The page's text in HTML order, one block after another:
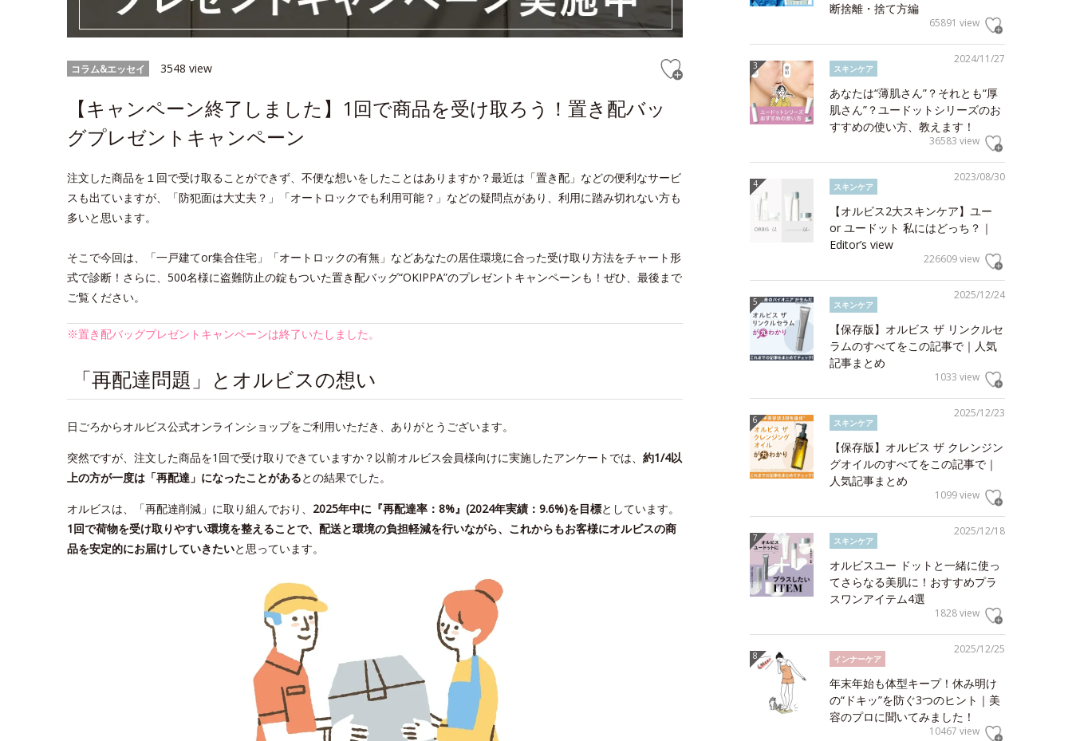
コラム&エッセイ 3548 view
【キャンペーン終了しました】1回で商品を受け取ろう！置き配バッ
グプレゼントキャンペーン
注文した商品を１回で受け取ることができず、不便な想いをしたことはありますか？最近は「置き配」などの便利なサービ
スも出ていますが、「防犯面は大丈夫？」「オートロックでも利用可能？」などの疑問点があり、利用に踏み切れない方も
多いと思います。
そこで今回は、「一戸建てor集合住宅」「オートロックの有無」などあなたの居住環境に合った受け取り方法をチャート形
式で診断！さらに、500名様に盗難防止の錠もついた置き配バッグ“OKIPPA”のプレゼントキャンペーンも！ぜひ、最後まで
ご覧ください。
※置き配バッグプレゼントキャンペーンは終了いたしました。
「再配達問題」とオルビスの想い
日ごろからオルビス公式オンラインショップをご利用いただき、ありがとうございます。
突然ですが、注文した商品を1回で受け取りできていますか？以前オルビス会員様向けに実施したアンケートでは、 約1/4以
上の方が一度は「再配達」になったことがあるとの結果でした。
オルビスは、「再配達削減」に取り組んでおり、 2025年中に『再配達率：8%』(2024年実績：9.6%)を目標としています。
1回で荷物を受け取りやすい環境を整えることで、配送と環境の負担軽減を行いながら、これからもお客様にオルビスの商
品を安定的にお届けしていきたいと思っています。
断捨離・捨て方編
65891 view
2024/11/27
スキンケア
あなたは“薄肌さん”？それとも“厚
肌さん”？ユードットシリーズのお
すすめの使い方、教えます！
36583 view
2023/08/30
スキンケア
【オルビス2大スキンケア】ユー
or ユードット 私にはどっち？｜
Editor’s view
226609 view
2025/12/24
スキンケア
【保存版】オルビス ザ リンクルセ
ラムのすべてをこの記事で｜人気
記事まとめ
1033 view
2025/12/23
スキンケア
【保存版】オルビス ザ クレンジン
グオイルのすべてをこの記事で｜
人気記事まとめ
1099 view
2025/12/18
スキンケア
オルビスユー ドットと一緒に使っ
てさらなる美肌に！おすすめプラ
スワンアイテム4選
1828 view
2025/12/25
インナーケア
年末年始も体型キープ！休み明け
の“ドキッ”を防ぐ3つのヒント｜美
容のプロに聞いてみました！
10467 view